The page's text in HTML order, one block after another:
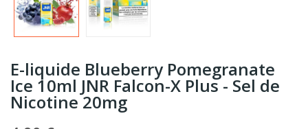
E-liquide Blueberry Pomegranate
Ice 10ml JNR Falcon-X Plus - Sel de
Nicotine 20mg